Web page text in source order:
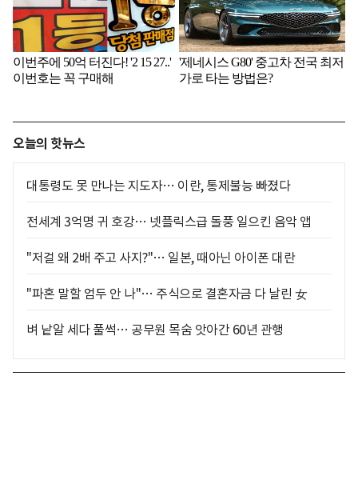
오늘의 핫뉴스
대통령도 못 만나는 지도자… 이란, 통제불능 빠졌다
전세계 3억명 귀 호강… 넷플릭스급 돌풍 일으킨 음악 앱
"저걸 왜 2배 주고 사지?"… 일본, 때아닌 아이폰 대란
"파혼 말할 엄두 안 나"… 주식으로 결혼자금 다 날린 女
벼 낱알 세다 풀썩… 공무원 목숨 앗아간 60년 관행